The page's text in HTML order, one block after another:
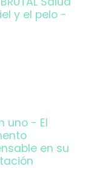
y el pelo -
uno - El
en su